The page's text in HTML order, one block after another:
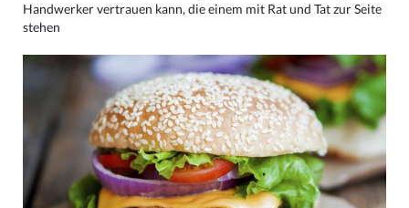
Handwerker vertrauen kann, die einem mit Rat und Tat zur Seite
stehen